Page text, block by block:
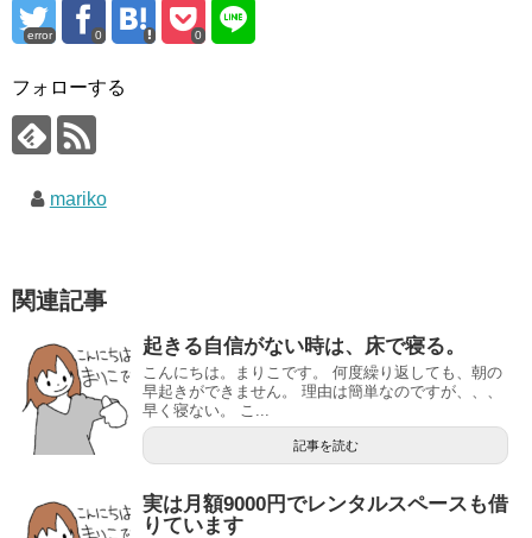
error 0 0
フォローする
mariko
関連記事
起きる自信がない時は、床で寝る。
こんにちは。まりこです。 何度繰り返しても、朝の
早起きができません。 理由は簡単なのですが、、、
早く寝ない。 こ...
記事を読む
実は月額9000円でレンタルスペースも借
りています